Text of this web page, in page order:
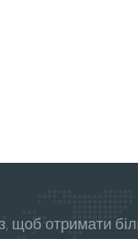
щоб отримати